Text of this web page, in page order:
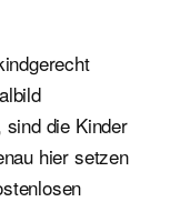
die Kinder
hier setzen